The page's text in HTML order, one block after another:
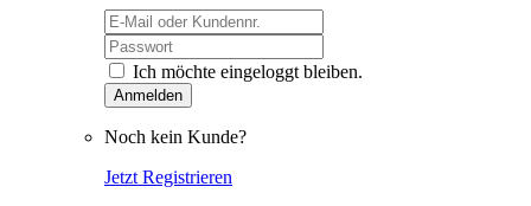
Ich möchte eingeloggt bleiben.
Anmelden
Noch kein Kunde?
Jetzt Registrieren